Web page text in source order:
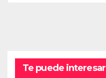
Te puede interesar